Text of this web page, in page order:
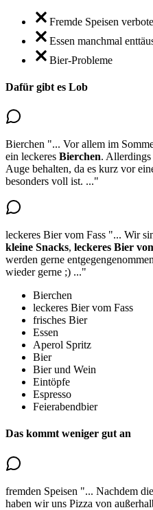
Fremde Speisen
Essen manchmal
Bier-Probleme
Dafür gibt es Lob
Bierchen "... Vor allem im
ein leckeres Bierchen. Allerdings
Auge behalten, da es kurz vor
besonders voll ist. ..."
leckeres Bier vom Fass "... Wir
kleine Snacks, leckeres Bier
werden gerne
wieder gerne ;) ..."
Bierchen
leckeres Bier vom Fass
frisches Bier
Essen
Aperol Spritz
Bier
Bier und Wein
Eintöpfe
Espresso
Feierabendbier
Das kommt weniger gut an
fremden Speisen "... Nachdem
haben wir uns Pizza von